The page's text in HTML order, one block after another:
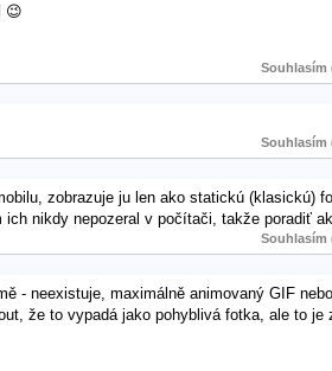
😉
Souhlasím
Souhlasím
zobrazuje ju len ako statickú (klasickú)
nikdy nepozeral v počítači, takže poradiť
Souhlasím
- neexistuje, maximálně animovaný GIF
že to vypadá jako pohyblivá fotka, ale to je